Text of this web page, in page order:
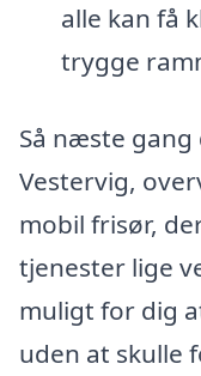
alle kan få
trygge
Så næste
Vestervig,
mobil frisør,
tjenester lige
muligt for dig
uden at skulle